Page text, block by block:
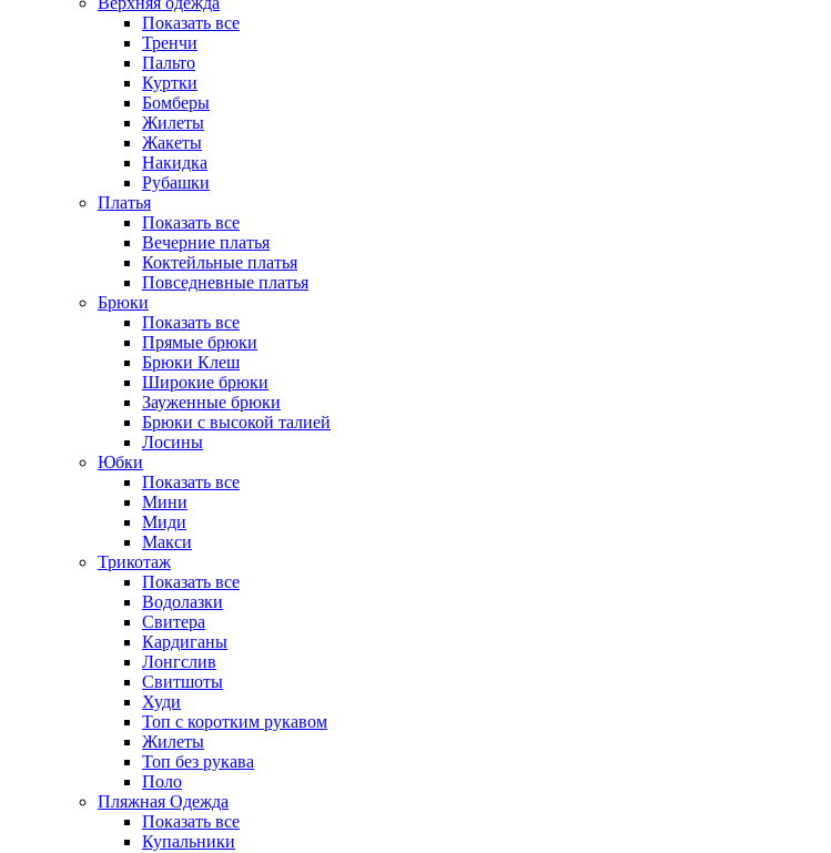
Показать все
Тренчи
Пальто
Куртки
Бомберы
Жилеты
Жакеты
Накидка
Рубашки
Платья
Показать все
Вечерние платья
Коктейльные платья
Повседневные платья
Брюки
Показать все
Прямые брюки
Брюки Клеш
Широкие брюки
Зауженные брюки
Брюки с высокой талией
Лосины
Юбки
Показать все
Мини
Миди
Макси
Трикотаж
Показать все
Водолазки
Свитера
Кардиганы
Лонгслив
Свитшоты
Худи
Топ с коротким рукавом
Жилеты
Топ без рукава
Поло
Пляжная Одежда
Показать все
Купальники